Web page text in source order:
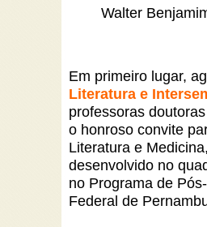
Walter
Em primeiro lugar,
Literatura e
professoras
o honroso convite
Literatura e
desenvolvido no
no Programa de
Federal de